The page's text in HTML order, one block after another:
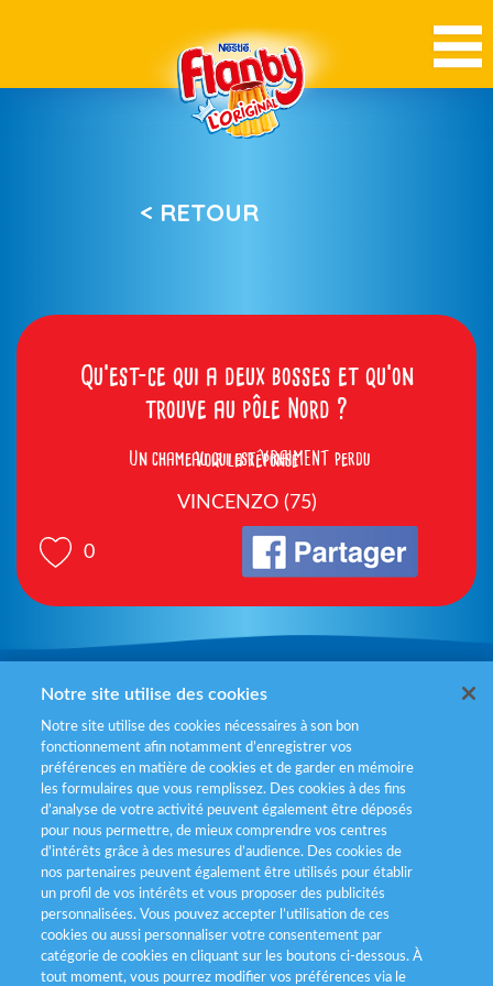
< RETOUR
Qu’est-ce qui a deux bosses et qu’on
trouve au pôle Nord ?
Voir la réponse
Un chameau qui est VRAIMENT perdu
0
VINCENZO (75)
Mentions légales
Politiques de gestion des cookies
Politique données personnelles
Services consommateurs
Déclaration d’accessibilité
Notre site utilise des cookies
Notre site utilise des cookies nécessaires à son bon
fonctionnement afin notamment d’enregistrer vos
préférences en matière de cookies et de garder en mémoire
les formulaires que vous remplissez. Des cookies à des fins
d’analyse de votre activité peuvent également être déposés
pour nous permettre, de mieux comprendre vos centres
d'intérêts grâce à des mesures d’audience. Des cookies de
nos partenaires peuvent également être utilisés pour établir
un profil de vos intérêts et vous proposer des publicités
personnalisées. Vous pouvez accepter l’utilisation de ces
cookies ou aussi personnaliser votre consentement par
catégorie de cookies en cliquant sur les boutons ci-dessous. À
tout moment, vous pourrez modifier vos préférences via le